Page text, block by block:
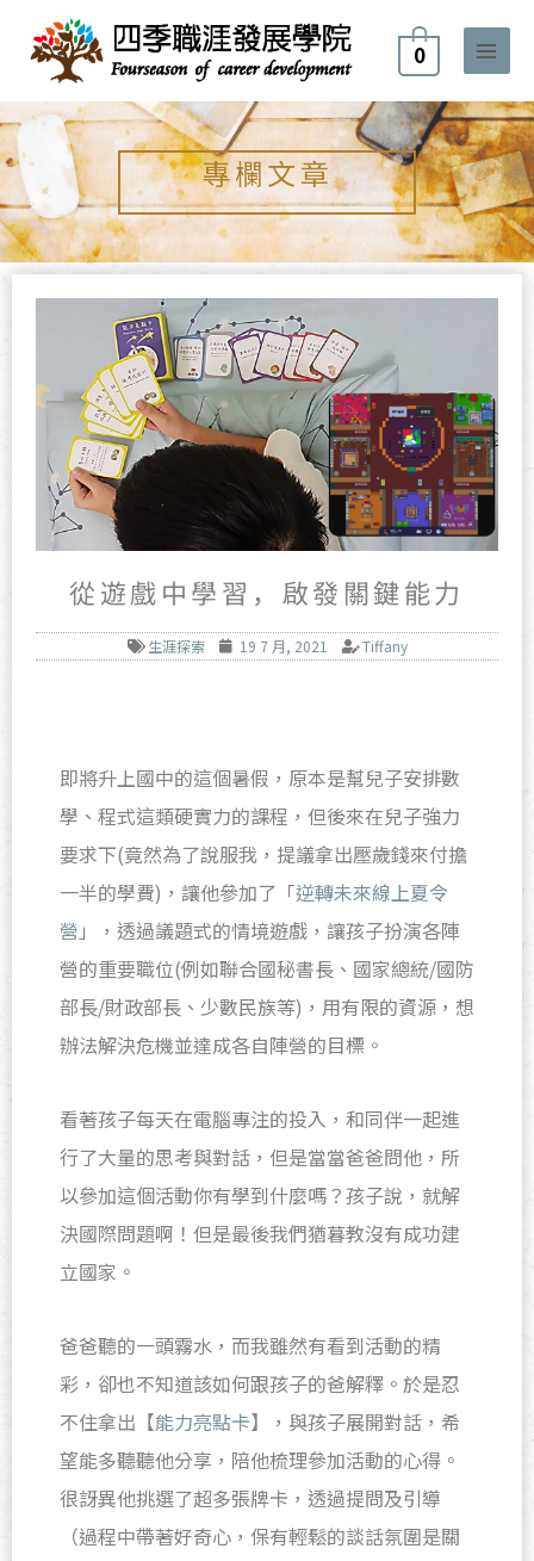
內
容
0
專欄文章
從遊戲中學習，啟發關鍵能力
生涯探索 19 7 月, 2021 Tiffany
即將升上國中的這個暑假，原本是幫兒子安排數
學、程式這類硬實力的課程，但後來在兒子強力
要求下(竟然為了說服我，提議拿出壓歲錢來付擔
一半的學費)，讓他參加了「逆轉未來線上夏令
營 」，透過議題式的情境遊戲，讓孩子扮演各陣
營的重要職位(例如聯合國秘書長、國家總統/國防
部長/財政部長、少數民族等)，用有限的資源，想
辦法解決危機並達成各自陣營的目標。
看著孩子每天在電腦專注的投入，和同伴一起進
行了大量的思考與對話，但是當當爸爸問他，所
以參加這個活動你有學到什麼嗎？孩子說，就解
決國際問題啊！但是最後我們猶暮教沒有成功建
立國家。
爸爸聽的一頭霧水，而我雖然有看到活動的精
彩，卻也不知道該如何跟孩子的爸解釋。於是忍
不住拿出【能力亮點卡】，與孩子展開對話，希
望能多聽聽他分享，陪他梳理參加活動的心得。
很訝異他挑選了超多張牌卡，透過提問及引導
（過程中帶著好奇心，保有輕鬆的談話氛圍是關